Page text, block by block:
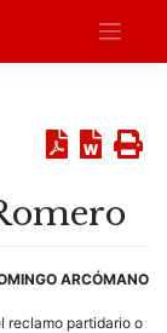
ARCÓMANO
reclamo partidario o